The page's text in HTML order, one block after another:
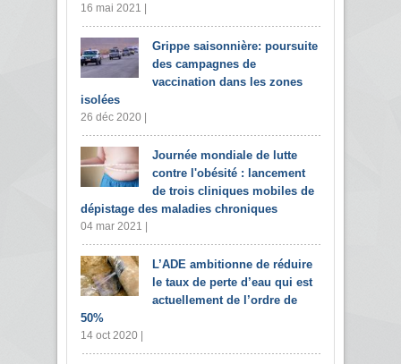
16 mai 2021 |
Grippe saisonnière: poursuite
des campagnes de
vaccination dans les zones
isolées
26 déc 2020 |
Journée mondiale de lutte
contre l'obésité : lancement
de trois cliniques mobiles de
dépistage des maladies chroniques
04 mar 2021 |
L’ADE ambitionne de réduire
le taux de perte d’eau qui est
actuellement de l’ordre de
50%
14 oct 2020 |